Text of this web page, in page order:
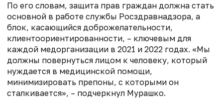
По его словам, защита прав граждан должна стать
основной в работе службы Росздравнадзора, а
блок, касающийся доброжелательности,
клиентоориентированности, – ключевым для
каждой медорганизации в 2021 и 2022 годах. «Мы
должны повернуться лицом к человеку, который
нуждается в медицинской помощи,
минимизировать препоны, с которыми он
сталкивается», – подчеркнул Мурашко.